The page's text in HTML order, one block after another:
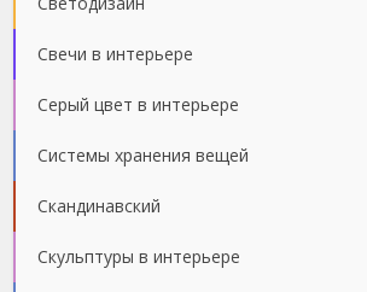
Свечи в интерьере
Серый цвет в интерьере
Системы хранения вещей
Скандинавский
Скульптуры в интерьере